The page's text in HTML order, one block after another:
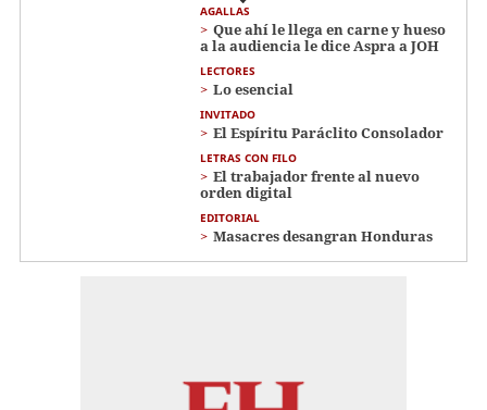
AGALLAS
Que ahí le llega en carne y hueso
a la audiencia le dice Aspra a JOH
LECTORES
Lo esencial
INVITADO
El Espíritu Paráclito Consolador
LETRAS CON FILO
El trabajador frente al nuevo
orden digital
EDITORIAL
Masacres desangran Honduras